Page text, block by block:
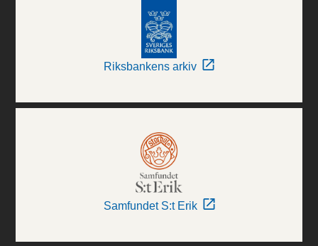
Riksbankens arkiv
Samfundet S:t Erik